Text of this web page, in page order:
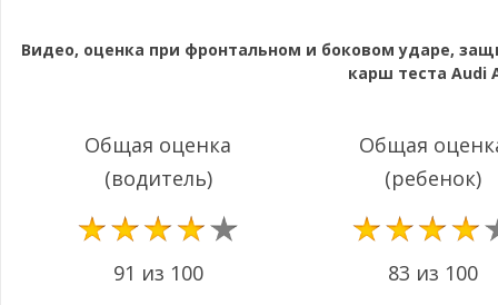
Видео, оценка при фронтальном и боковом ударе,
карш теста Audi
Общая оценка
(водитель)
91 из 100
Общая
(ребенок)
83 из 100